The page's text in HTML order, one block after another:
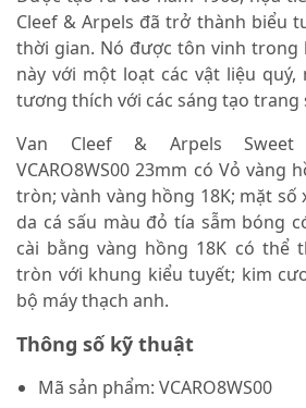
Cleef & Arpels đã trở thành biểu
thời gian. Nó được tôn vinh trong
này với một loạt các vật liệu quý,
tương thích với các sáng tạo trang
Van Cleef & Arpels Sweet
VCARO8WS00 23mm có Vỏ vàng
tròn; vành vàng hồng 18K; mặt số
da cá sấu màu đỏ tía sẫm bóng
cài bằng vàng hồng 18K có thể
tròn với khung kiểu tuyết; kim
bộ máy thạch anh.
Thông số kỹ thuật
Mã sản phẩm: VCARO8WS00